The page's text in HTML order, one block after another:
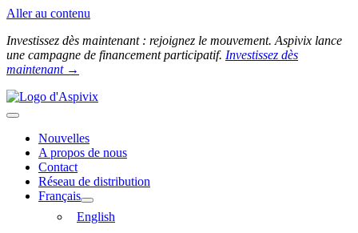
Aller au contenu
Investissez dès maintenant : rejoignez le mouvement. Aspivix lance
une campagne de financement participatif. Investissez dès
maintenant →
Nouvelles
A propos de nous
Contact
Réseau de distribution
Français
English